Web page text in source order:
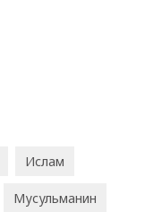
Ислам
Мусульманин